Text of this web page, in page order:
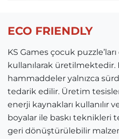
ECO FRIENDLY
KS Games çocuk
kullanılarak üretilmektedir.
hammaddeler yalnızca
tedarik edilir. Üretim
enerji kaynakları kullanılır
boyalar ile baskı teknikleri
geri dönüştürülebilir